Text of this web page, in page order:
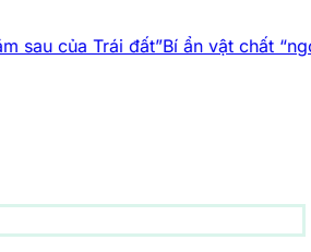
đất”Bí ẩn vật chất “ngoài Trái đất”